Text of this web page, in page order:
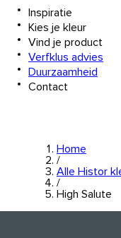
Inspiratie
Kies je kleur
Vind je product
Verfklus advies
Duurzaamheid
Contact
Home
/
Alle Histor
/
High Salute